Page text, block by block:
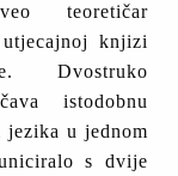
teoretičar
knjizi
Dvostruko
istodobnu
u jednom
s dvije